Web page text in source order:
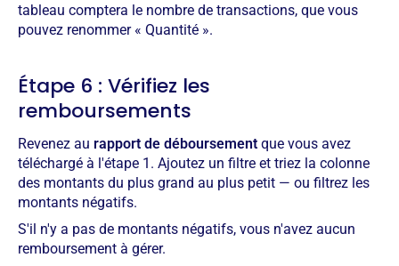
tableau comptera le nombre de transactions, que vous
pouvez renommer « Quantité ».
Étape 6 : Vérifiez les
remboursements
Revenez au rapport de déboursement que vous avez
téléchargé à l'étape 1. Ajoutez un filtre et triez la colonne
des montants du plus grand au plus petit — ou filtrez les
montants négatifs.
S'il n'y a pas de montants négatifs, vous n'avez aucun
remboursement à gérer.